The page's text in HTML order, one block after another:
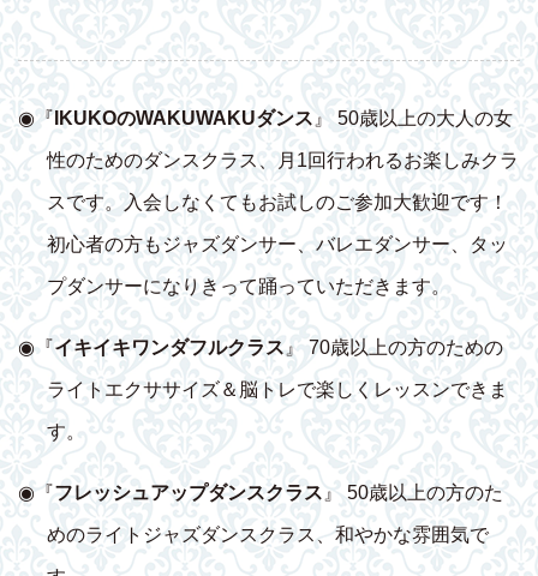
◉『 IKUKOのWAKUWAKUダンス 』 50歳以上の大人の女
性のためのダンスクラス、月1回行われるお楽しみクラ
スです。入会しなくてもお試しのご参加大歓迎です！
初心者の方もジャズダンサー、バレエダンサー、タッ
プダンサーになりきって踊っていただきます。
◉『イキイキワンダフルクラス 』 70歳以上の方のための
ライトエクササイズ＆脳トレで楽しくレッスンできま
す。
◉『フレッシュアップダンスクラス』 50歳以上の方のた
めのライトジャズダンスクラス、和やかな雰囲気で